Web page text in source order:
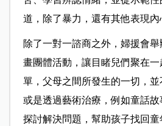
道，除了暴力，還有其他表現內
除了一對一諮商之外，婦援會
畫團體活動，讓目睹兒們聚在
單，父母之間所發生的一切，並
或是透過藝術治療，例如童話
探討解決問題，幫助孩子找回